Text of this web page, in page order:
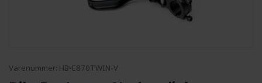
Varenummer: HB-E870TWIN-V